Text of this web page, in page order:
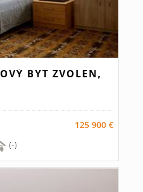
BYT ZVOLEN,
125 900 €
(-)